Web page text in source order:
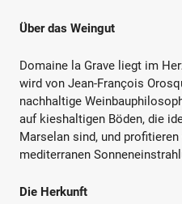
Über das Weingut
Domaine la Grave liegt im
wird von Jean-François
nachhaltige
auf kieshaltigen Böden, die
Marselan sind, und
mediterranen
Die Herkunft